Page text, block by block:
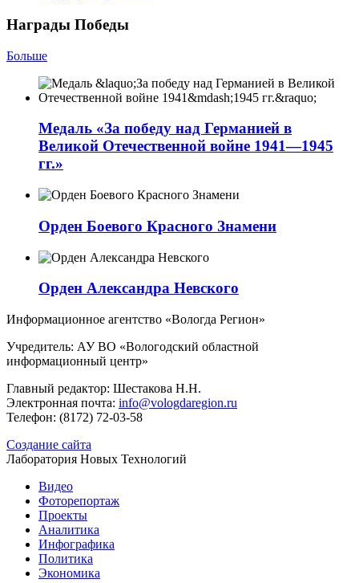
Награды Победы
Больше
Медаль «За победу над Германией в
Великой Отечественной войне 1941—1945
гг.»
Орден Боевого Красного Знамени
Орден Александра Невского
Информационное агентство «Вологда Регион»
Учредитель: АУ ВО «Вологодский областной
информационный центр»
Главный редактор: Шестакова Н.Н.
Электронная почта: info@vologdaregion.ru
Телефон: (8172) 72-03-58
Создание сайта
Лаборатория Новых Технологий
Видео
Фоторепортаж
Проекты
Аналитика
Инфографика
Политика
Экономика